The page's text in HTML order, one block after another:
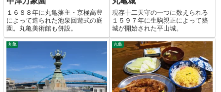
１６８８年に丸亀藩主・京極高豊
によって造られた池泉回遊式の庭
園。丸亀美術館も併設。
現存十二天守の一つに数えられる
１５９７年に生駒親正によって築
城が開始された平山城。
丸亀 丸亀